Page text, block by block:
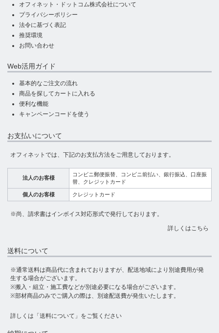
オフィネット・ドットコム株式会社について
プライバシーポリシー
法令に基づく表記
推奨環境
お問い合わせ
Web活用ガイド
基本的なご注文の流れ
商品を探してカートに入れる
便利な機能
キャンペーンコードを使う
お支払いについて
オフィネットでは、下記のお支払方法をご用意しております。
法人のお客様
コンビニ郵便振替、コンビニ前払い、銀行振込、口座振
替、クレジットカード
個人のお客様 クレジットカード
※尚、請求書はインボイス対応形式で発行しております。
詳しくはこちら
送料について
※通常送料は商品代に含まれておりますが、配送地域により別途費用が発
生する場合がございます。
※搬入・組立・施工費などが別途必要になる場合がございます。
※部材商品のみでご購入の際は、別途配送費が発生いたします。
詳しくは 「送料について」 をご覧ください